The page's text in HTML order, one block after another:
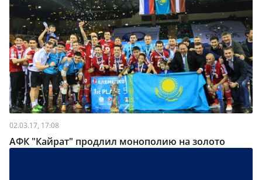
02.03.17, 17:08
АФК "Кайрат" продлил монополию на золото